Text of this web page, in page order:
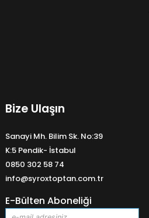
Bize Ulaşın
Sanayi Mh. Bilim Sk. No:39
K:5 Pendik- İstabul
0850 302 58 74
info@syroxtoptan.com.tr
E-Bülten Aboneliği